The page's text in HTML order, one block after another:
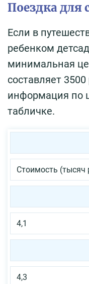
Поездка для
Если в
ребенком
минимальная
составляет
информация по
табличке.
Стоимость (тысяч
4,1
4,3